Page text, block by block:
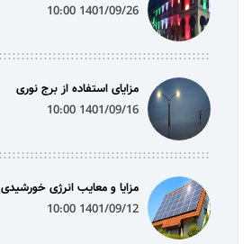
1401/09/26 10:00
مزایای استفاده از برج نوری
1401/09/16 10:00
مزایا و معایب انرژی خورشیدی
1401/09/12 10:00